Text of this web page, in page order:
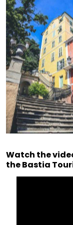
Watch the
the Bastia